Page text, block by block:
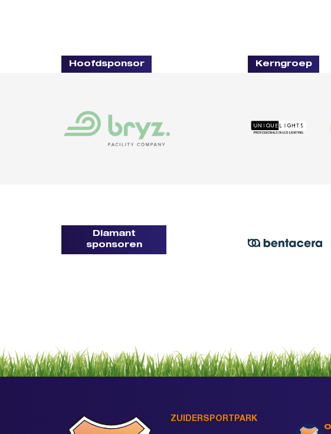
Hoofdsponsor Kerngroep
Diamant
sponsoren
ZUIDERSPORTPARK